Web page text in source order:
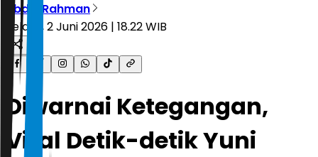
Abdul Rahman
Selasa, 2 Juni 2026 | 18.22 WIB
Diwarnai Ketegangan,
Viral Detik-detik Yuni